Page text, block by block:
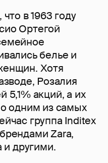
в 1963 году
Ортегой
белье и
Хотя
Розалия
5,1% акций, а их
одним из самых
группа Inditex
Zara,
и другими.